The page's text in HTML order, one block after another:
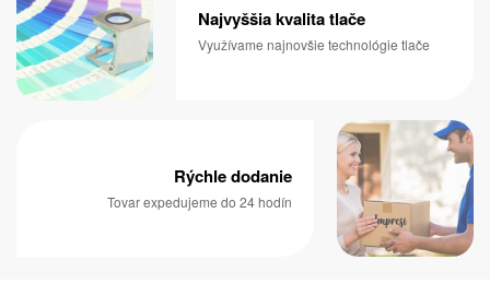
Najvyššia kvalita tlače
Využívame najnovšie technológie tlače
Rýchle dodanie
Tovar expedujeme do 24 hodín